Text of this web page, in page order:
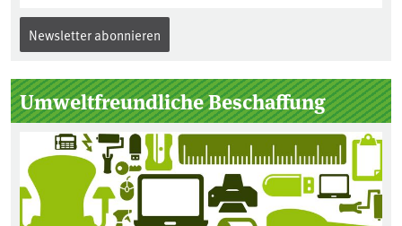
Newsletter abonnieren
Umweltfreundliche Beschaffung